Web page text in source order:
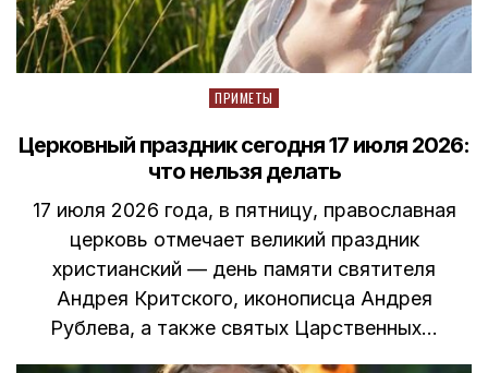
Posted
ПРИМЕТЫ
Церковный праздник сегодня 17 июля 2026:
что нельзя делать
17 июля 2026 года, в пятницу, православная
церковь отмечает великий праздник
христианский — день памяти святителя
Андрея Критского, иконописца Андрея
Рублева, а также святых Царственных…